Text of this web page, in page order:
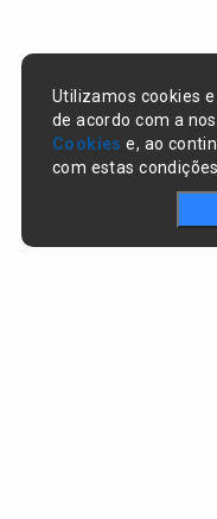
Utilizamos cookies
de acordo com a
Cookies e, ao
com estas condições.